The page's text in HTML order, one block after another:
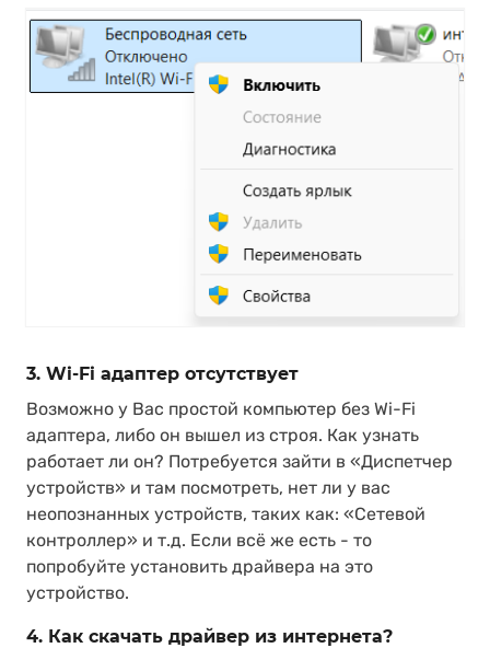
3. Wi-Fi адаптер отсутствует
Возможно у Вас простой компьютер без Wi-Fi
адаптера, либо он вышел из строя. Как узнать
работает ли он? Потребуется зайти в «Диспетчер
устройств» и там посмотреть, нет ли у вас
неопознанных устройств, таких как: «Сетевой
контроллер» и т.д. Если всё же есть - то
попробуйте установить драйвера на это
устройство.
4. Как скачать драйвер из интернета?